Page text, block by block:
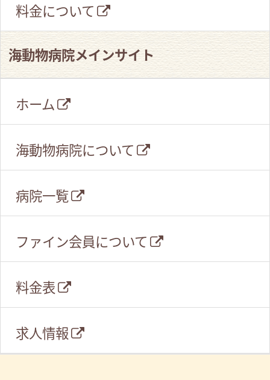
料金について
海動物病院メインサイト
ホーム
海動物病院について
病院一覧
ファイン会員について
料金表
求人情報